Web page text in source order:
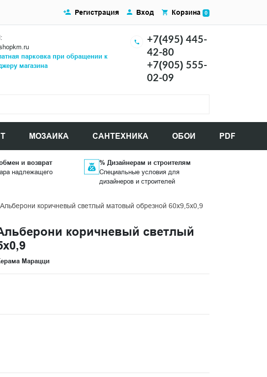
парковка при обращении к
магазина
+7(495) 445-
42-80
+7(905) 555-
02-09
МОЗАИКА САНТЕХНИКА ОБОИ PDF
Регистрация Вход Корзина 0
и возврат
надлежащего
% Дизайнерам и строителям
Специальные условия для
дизайнеров и строителей
коричневый светлый матовый обрезной 60x9,5x0,9
коричневый светлый
Марацци